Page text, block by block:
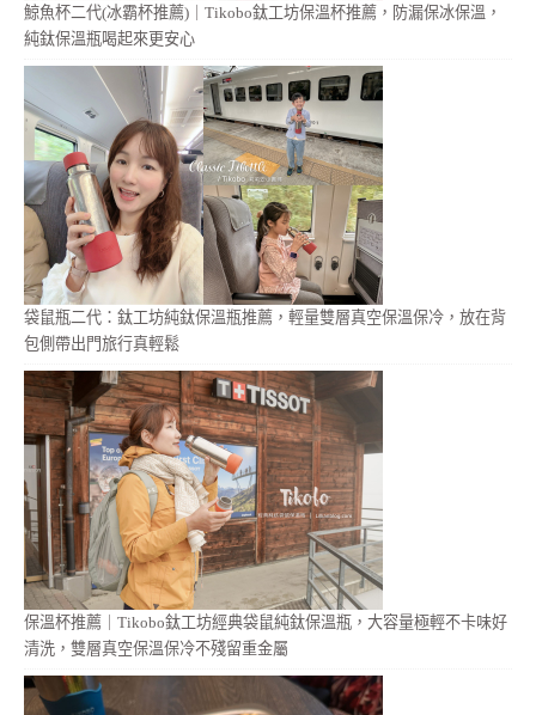
鯨魚杯二代(冰霸杯推薦)｜Tikobo鈦工坊保溫杯推薦，防漏保冰保溫，
純鈦保溫瓶喝起來更安心
袋鼠瓶二代：鈦工坊純鈦保溫瓶推薦，輕量雙層真空保溫保冷，放在背
包側帶出門旅行真輕鬆
保溫杯推薦｜Tikobo鈦工坊經典袋鼠純鈦保溫瓶，大容量極輕不卡味好
清洗，雙層真空保溫保冷不殘留重金屬